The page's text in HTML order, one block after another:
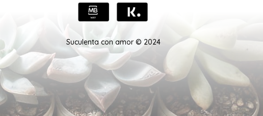
Suculenta con amor © 2024